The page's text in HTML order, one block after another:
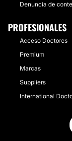
Denuncia de
PROFESIONALES
Acceso Doctores
Premium
Marcas
Suppliers
International